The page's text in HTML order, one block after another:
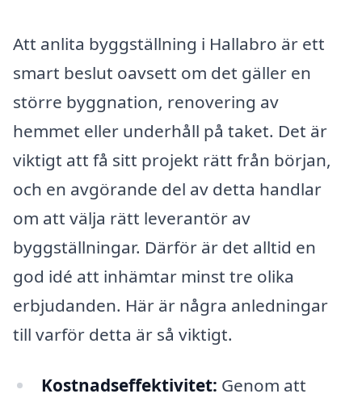
Att anlita byggställning i Hallabro är ett
smart beslut oavsett om det gäller en
större byggnation, renovering av
hemmet eller underhåll på taket. Det är
viktigt att få sitt projekt rätt från början,
och en avgörande del av detta handlar
om att välja rätt leverantör av
byggställningar. Därför är det alltid en
god idé att inhämtar minst tre olika
erbjudanden. Här är några anledningar
till varför detta är så viktigt.
Kostnadseffektivitet: Genom att